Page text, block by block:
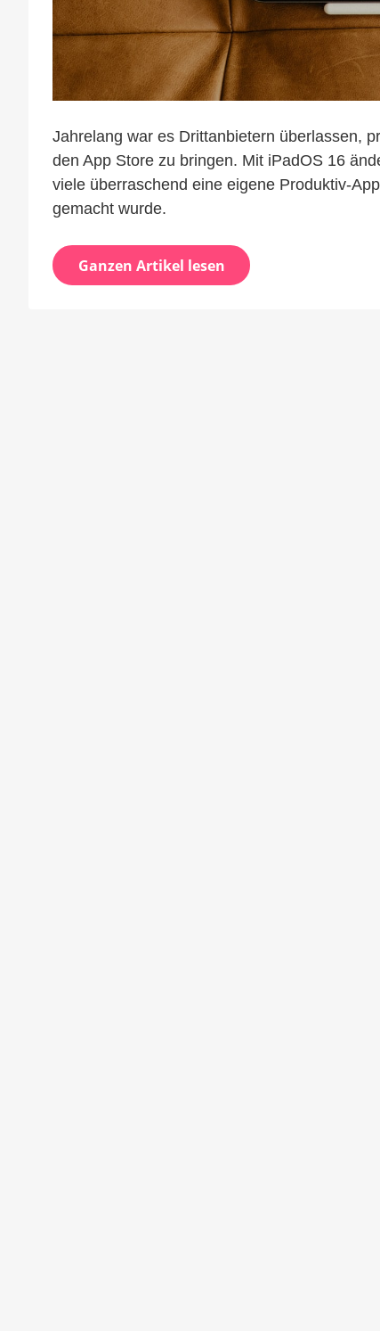
Jahrelang war es Drittanbietern überlassen,
den App Store zu bringen. Mit iPadOS 16
viele überraschend eine eigene Produktiv-
gemacht wurde.
Ganzen Artikel lesen